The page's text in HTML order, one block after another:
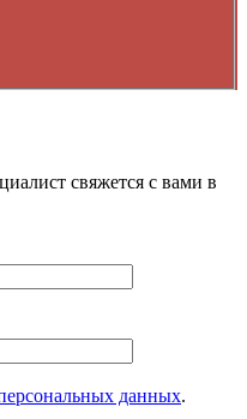
свяжется с вами в
данных.